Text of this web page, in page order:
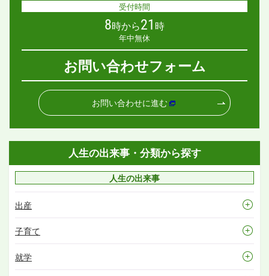
受付時間
8時から21 時
年中無休
お問い合わせフォーム
お問い合わせに進む
人生の出来事・分類から探す
人生の出来事
出産
子育て
就学